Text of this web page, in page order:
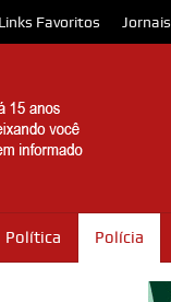
Links Favoritos Jornais
Política Polícia